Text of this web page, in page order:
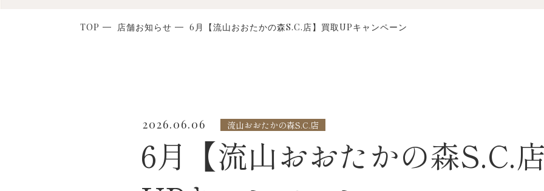
TOP 店舗お知らせ 6月【流山おおたかの森S.C.店】買取UPキャンペーン
2026.06.06 流山おおたかの森S.C.店
6月【流山おおたかの森S.C.